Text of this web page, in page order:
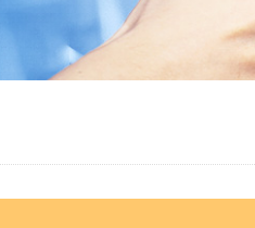
、实验准备室的房屋建筑